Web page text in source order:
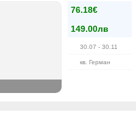
76.18€
149.00лв
30.07 - 30.11
кв. Герман